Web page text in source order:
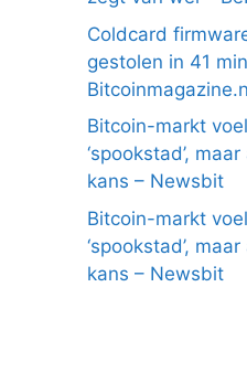
Coldcard
gestolen in 41
Bitcoin-markt
‘spookstad’,
kans – Newsbit
Bitcoin-markt
‘spookstad’,
kans – Newsbit